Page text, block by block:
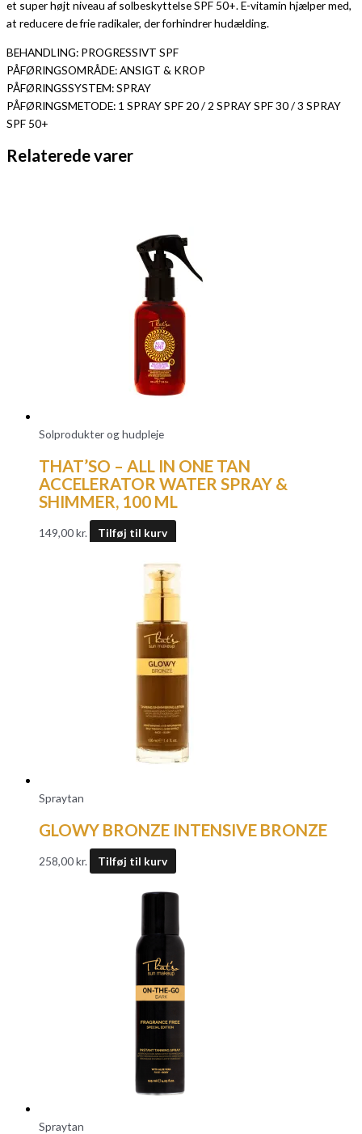
et super højt niveau af solbeskyttelse SPF 50+. E-vitamin hjælper med,
at reducere de frie radikaler, der forhindrer hudælding.
BEHANDLING: PROGRESSIVT SPF
PÅFØRINGSOMRÅDE: ANSIGT & KROP
PÅFØRINGSSYSTEM: SPRAY
PÅFØRINGSMETODE: 1 SPRAY SPF 20 / 2 SPRAY SPF 30 / 3 SPRAY
SPF 50+
Relaterede varer
Solprodukter og hudpleje
THAT’SO – ALL IN ONE TAN
ACCELERATOR WATER SPRAY &
SHIMMER, 100 ML
149,00kr. Tilføj til kurv
Spraytan
GLOWY BRONZE INTENSIVE BRONZE
258,00kr. Tilføj til kurv
Spraytan